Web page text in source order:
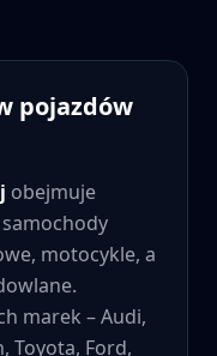
pojazdów
obejmuje
motocykle, a
marek – Audi,
Toyota, Ford,